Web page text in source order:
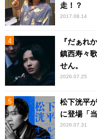
走！？
2017.08.14
『だぁれ
鎮西寿々
せん。
2026.07.25
松下洸平
に登場「
2026.07.31